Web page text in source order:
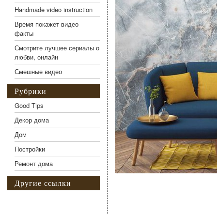
Handmade video instruction
Время покажет видео
факты
Смотрите лучшее сериалы о
любви, онлайн
Смешные видео
Рубрики
Good Tips
Декор дома
Дом
Постройки
Ремонт дома
Другие ссылки